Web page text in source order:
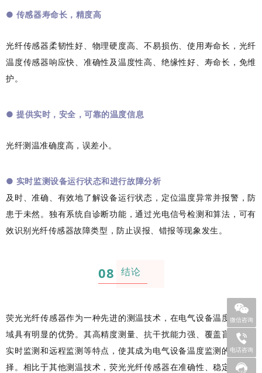
● 传感器寿命长，精度高
光纤传感器柔韧性好、物理硬度高、不易损伤、使用寿命长，光纤
温度传感器响应快、准确性及温度性高、绝缘性好、寿命长，免维
护。
● 提供实时，安全，可靠的温度信息
光纤测温准确度高，误差小。
● 实时监测设备运行状态和进行故障分析
及时、准确、有效地了解设备运行状态，定位温度异常并报警，防
患于未然。独有系统自诊断功能，通过光电信号检测和算法，可有
效识别光纤传感器故障类型，防止误报、错报等现象发生。
08 结论
荧光光纤传感器作为一种先进的测温技术，在电气设备温度监测领
域具有明显的优势。其高精度测量、抗干扰能力强、覆盖盲区小、
实时监测和远程监测等特点，使其成为电气设备温度监测的理想选
择。相比于其他测温技术，荧光光纤传感器在准确性、稳定性和可
微信咨询
电话咨询
+86